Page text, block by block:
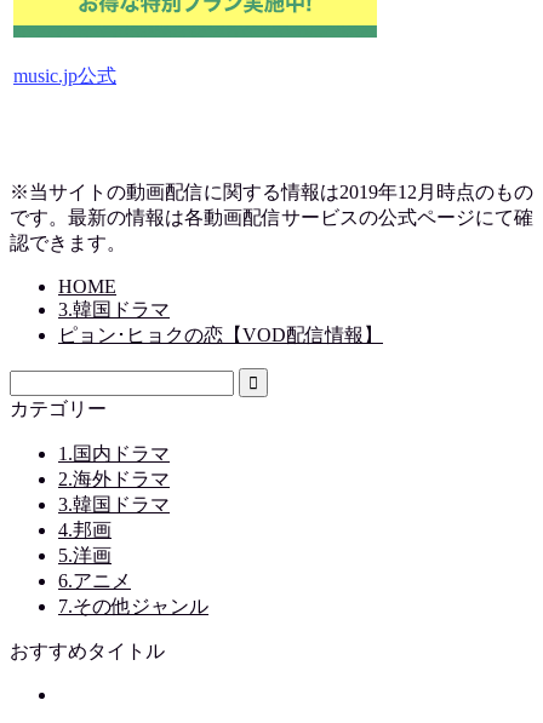
music.jp公式
※当サイトの動画配信に関する情報は2019年12月時点のもの
です。最新の情報は各動画配信サービスの公式ページにて確
認できます。
HOME
3.韓国ドラマ
ピョン･ヒョクの恋【VOD配信情報】
カテゴリー
1.国内ドラマ
2.海外ドラマ
3.韓国ドラマ
4.邦画
5.洋画
6.アニメ
7.その他ジャンル
おすすめタイトル